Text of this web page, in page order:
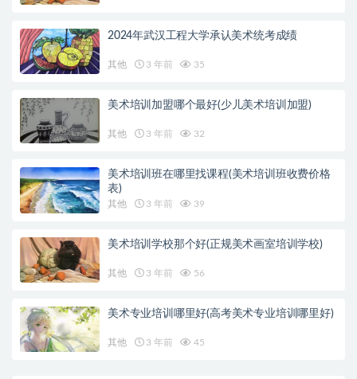
2024年武汉工程大学承认美术统考成绩
其他 3 年前 35
美术培训加盟哪个最好(少儿美术培训加盟)
其他 3 年前 32
美术培训班在哪里找课程(美术培训班收费价格
表)
其他 3 年前 39
美术培训学校那个好(正规美术画室培训学校)
其他 3 年前 56
美术专业培训哪里好(高考美术专业培训哪里好)
其他 3 年前 45